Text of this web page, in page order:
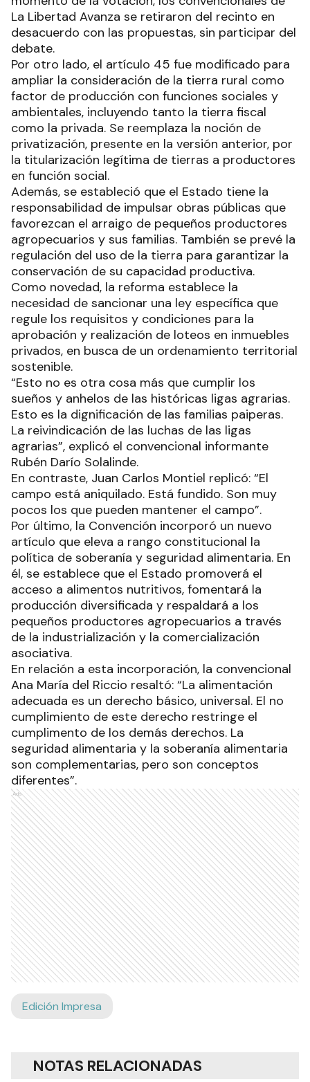
La Libertad Avanza se retiraron del recinto en
desacuerdo con las propuestas, sin participar del
debate.
Por otro lado, el artículo 45 fue modificado para
ampliar la consideración de la tierra rural como
factor de producción con funciones sociales y
ambientales, incluyendo tanto la tierra fiscal
como la privada. Se reemplaza la noción de
privatización, presente en la versión anterior, por
la titularización legítima de tierras a productores
en función social.
Además, se estableció que el Estado tiene la
responsabilidad de impulsar obras públicas que
favorezcan el arraigo de pequeños productores
agropecuarios y sus familias. También se prevé la
regulación del uso de la tierra para garantizar la
conservación de su capacidad productiva.
Como novedad, la reforma establece la
necesidad de sancionar una ley específica que
regule los requisitos y condiciones para la
aprobación y realización de loteos en inmuebles
privados, en busca de un ordenamiento territorial
sostenible.
“Esto no es otra cosa más que cumplir los
sueños y anhelos de las históricas ligas agrarias.
Esto es la dignificación de las familias paiperas.
La reivindicación de las luchas de las ligas
agrarias”, explicó el convencional informante
Rubén Darío Solalinde.
En contraste, Juan Carlos Montiel replicó: “El
campo está aniquilado. Está fundido. Son muy
pocos los que pueden mantener el campo”.
Por último, la Convención incorporó un nuevo
artículo que eleva a rango constitucional la
política de soberanía y seguridad alimentaria. En
él, se establece que el Estado promoverá el
acceso a alimentos nutritivos, fomentará la
producción diversificada y respaldará a los
pequeños productores agropecuarios a través
de la industrialización y la comercialización
asociativa.
En relación a esta incorporación, la convencional
Ana María del Riccio resaltó: “La alimentación
adecuada es un derecho básico, universal. El no
cumplimiento de este derecho restringe el
cumplimento de los demás derechos. La
seguridad alimentaria y la soberanía alimentaria
son complementarias, pero son conceptos
diferentes”.
Ads
Edición Impresa
NOTAS RELACIONADAS